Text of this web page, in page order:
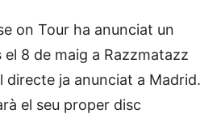
on Tour ha anunciat un
el 8 de maig a Razzmatazz
directe ja anunciat a Madrid.
el seu proper disc